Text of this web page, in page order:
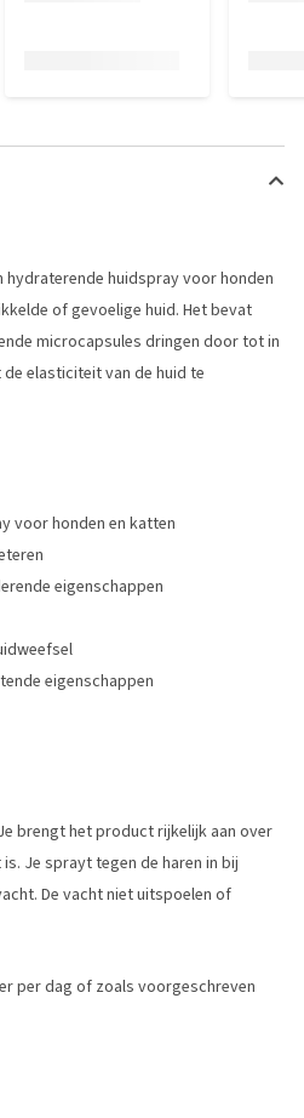
hydraterende huidspray voor honden
of gevoelige huid. Het bevat
microcapsules dringen door tot in
elasticiteit van de huid te
voor honden en katten
eigenschappen
eigenschappen
brengt het product rijkelijk aan over
Je sprayt tegen de haren in bij
De vacht niet uitspoelen of
per dag of zoals voorgeschreven